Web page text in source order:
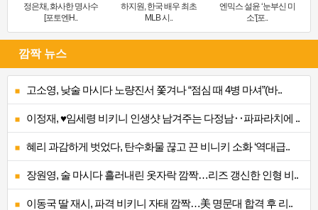
정은채, 화사한 명사수
[포토엔H..
하지원, 한국 배우 최초
MLB 시..
엔믹스 설윤 ‘눈부신 미
소’[포..
깜짝 뉴스
고소영, 낮술 마시다 노량진서 쫓겨나 “점심 때 4병 마셔”(바..
이정재, ♥임세령 비키니 인생샷 남겨주는 다정남‥파파라치에 ..
혜리 과감하게 벗었다, 탄수화물 끊고 끈 비니키 소화 ‘역대급..
장원영, 술 마시다 흘러내린 옷자락 깜짝…리즈 갱신한 인형 비..
이동국 딸 재시, 파격 비키니 자태 깜짝…美 명문대 합격 후 리..